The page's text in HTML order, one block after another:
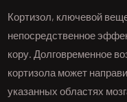
Кортизол, ключевой
непосредственное
кору. Долговременное
кортизола может
указанных областях